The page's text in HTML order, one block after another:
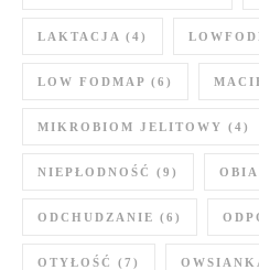
LAKTACJA (4)
LOW FODMAP (6)
MIKROBIOM JELITOWY (4)
NIEPŁODNOŚĆ (9)
ODCHUDZANIE (6)
OTYŁOŚĆ (7)